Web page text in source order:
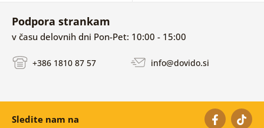
Podpora strankam
v času delovnih dni Pon-Pet: 10:00 - 15:00
+386 1810 87 57 info@dovido.si
Sledite nam na